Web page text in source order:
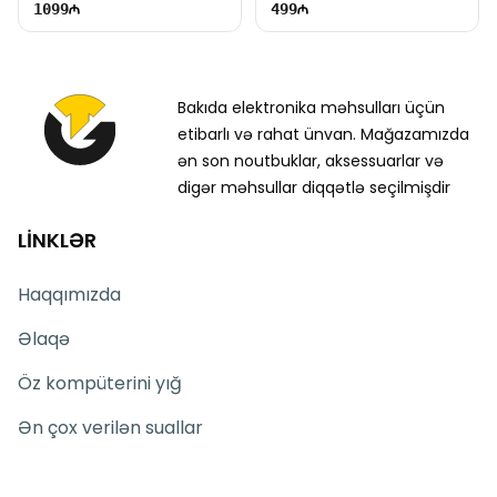
1099 499
Bakıda elektronika məhsulları üçün
etibarlı və rahat ünvan. Mağazamızda
ən son noutbuklar, aksessuarlar və
digər məhsullar diqqətlə seçilmişdir
LİNKLƏR
Haqqımızda
Əlaqə
Öz kompüterini yığ
Ən çox verilən suallar